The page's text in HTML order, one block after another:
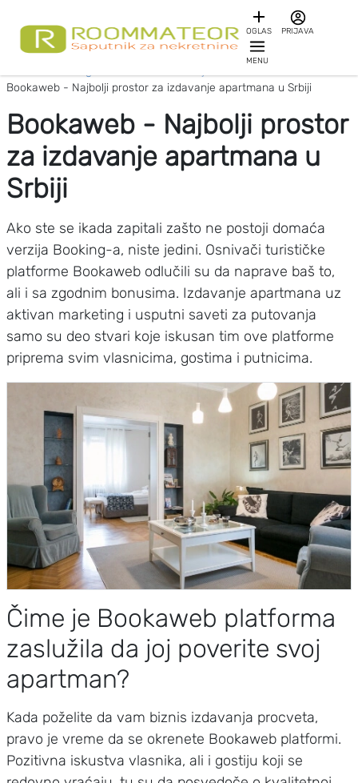
OGLAS PRIJAVA
MENU
Bookaweb - Najbolji prostor za izdavanje apartmana u Srbiji
Bookaweb - Najbolji prostor
za izdavanje apartmana u
Srbiji
Ako ste se ikada zapitali zašto ne postoji domaća
verzija Booking-a, niste jedini. Osnivači turističke
platforme Bookaweb odlučili su da naprave baš to,
ali i sa zgodnim bonusima. Izdavanje apartmana uz
aktivan marketing i usputni saveti za putovanja
samo su deo stvari koje iskusan tim ove platforme
priprema svim vlasnicima, gostima i putnicima.
Čime je Bookaweb platforma
zaslužila da joj poverite svoj
apartman?
Kada poželite da vam biznis izdavanja procveta,
pravo je vreme da se okrenete Bookaweb platformi.
Pozitivna iskustva vlasnika, ali i gostiju koji se